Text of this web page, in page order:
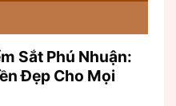
Sắt Phú Nhuận:
Đẹp Cho Mọi